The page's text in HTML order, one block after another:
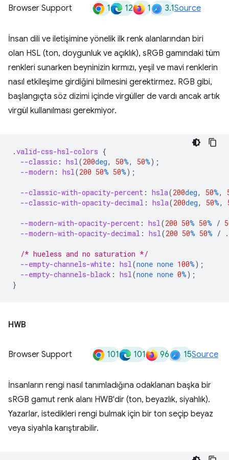
Browser Support 1 12 1 3.1Source
İnsan dili ve iletişimine yönelik ilk renk alanlarından biri
olan HSL (ton, doygunluk ve açıklık), sRGB gamındaki tüm
renkleri sunarken beyninizin kırmızı, yeşil ve mavi renklerin
nasıl etkileşime girdiğini bilmesini gerektirmez. RGB gibi,
başlangıçta söz dizimi içinde virgüller de vardı ancak artık
virgül kullanılması gerekmiyor.
.valid-css-hsl-colors {
--classic : hsl(200deg, 50%, 50%);
--modern : hsl(200 50% 50%);
--classic-with-opacity-percent : hsla(200deg, 50%,
--classic-with-opacity-decimal : hsla(200deg, 50%,
--modern-with-opacity-percent : hsl(200 50% 50% /
--modern-with-opacity-decimal : hsl(200 50% 50% /
/* hueless and no saturation */
--empty-channels-white : hsl(none none 100%);
--empty-channels-black : hsl(none none 0%);
}
HWB
Browser Support 101 101 96 15Source
İnsanların rengi nasıl tanımladığına odaklanan başka bir
sRGB gamut renk alanı HWB'dir (ton, beyazlık, siyahlık).
Yazarlar, istedikleri rengi bulmak için bir ton seçip beyaz
veya siyahla karıştırabilir.